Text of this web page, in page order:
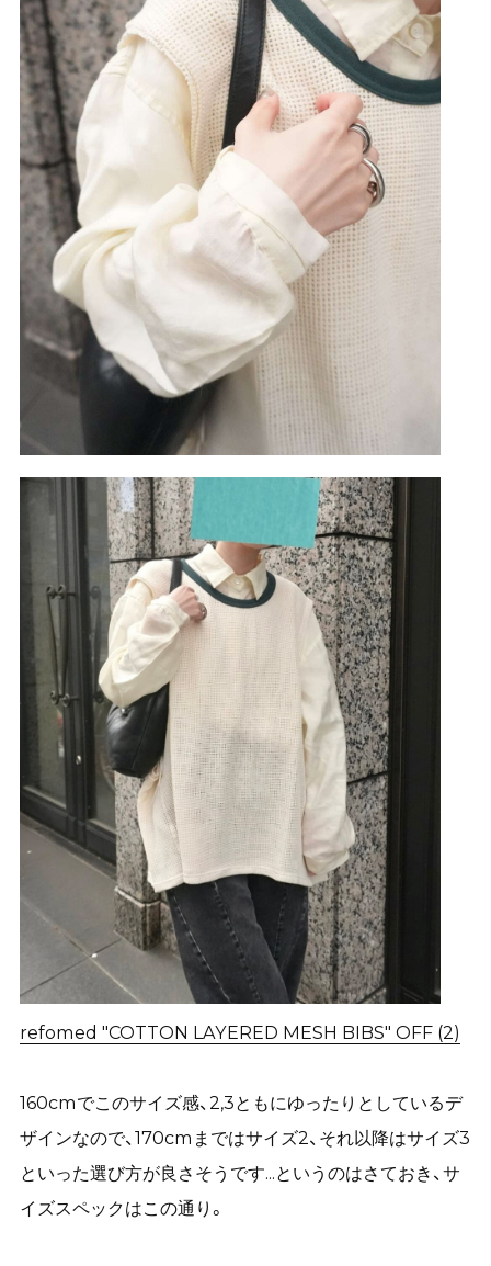
refomed "COTTON LAYERED MESH BIBS" OFF (2)
160cmでこのサイズ感、2,3ともにゆったりとしているデ
ザインなので、170cmまではサイズ2、それ以降はサイズ3
といった選び方が良さそうです...というのはさておき、サ
イズスペックはこの通り。